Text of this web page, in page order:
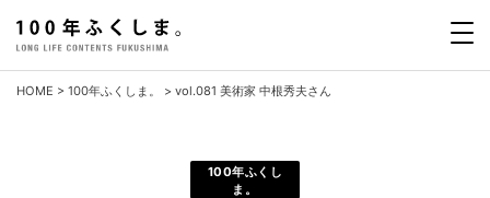
content
HOME > 100年ふくしま。 > vol.081 美術家 中根秀夫さん
100年ふくし
ま。